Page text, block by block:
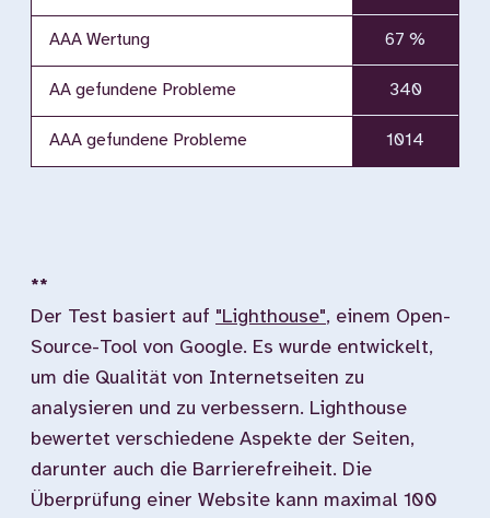
AAA Wertung 67 %
AA gefundene Probleme 340
AAA gefundene Probleme 1014
**
Der Test basiert auf "Lighthouse", einem Open-
Source-Tool von Google. Es wurde entwickelt,
um die Qualität von Internetseiten zu
analysieren und zu verbessern. Lighthouse
bewertet verschiedene Aspekte der Seiten,
darunter auch die Barrierefreiheit. Die
Überprüfung einer Website kann maximal 100